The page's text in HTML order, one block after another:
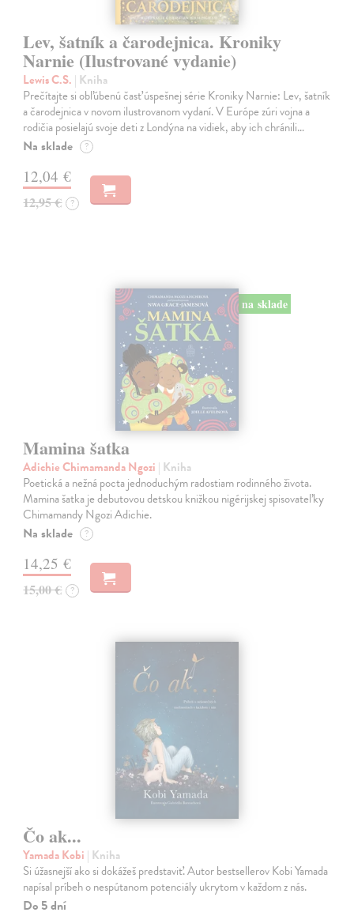
Lev, šatník a čarodejnica. Kroniky
Narnie (Ilustrované vydanie)
Lewis C.S. | Kniha
Prečítajte si obľúbenú časť úspešnej série Kroniky Narnie: Lev, šatník
a čarodejnica v novom ilustrovanom vydaní. V Európe zúri vojna a
rodičia posielajú svoje deti z Londýna na vidiek, aby ich chránili…
Na sklade ?
12,04 €
12,95 € ?
na sklade
Mamina šatka
Adichie Chimamanda Ngozi | Kniha
Poetická a nežná pocta jednoduchým radostiam rodinného života.
Mamina šatka je debutovou detskou knižkou nigérijskej spisovateľky
Chimamandy Ngozi Adichie.
Na sklade ?
14,25 €
15,00 € ?
Čo ak...
Yamada Kobi | Kniha
Si úžasnejší ako si dokážeš predstaviť. Autor bestsellerov Kobi Yamada
napísal príbeh o nespútanom potenciály ukrytom v každom z nás.
Do 5 dní